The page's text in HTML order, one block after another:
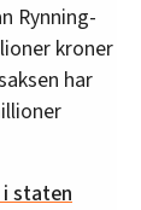
Rynning-
kroner
har
staten